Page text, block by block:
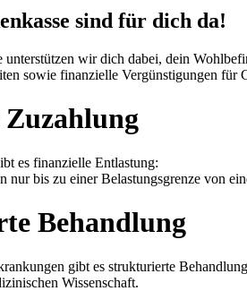
sind für dich da!
unterstützen wir dich dabei, dein
sowie finanzielle Vergünstigungen für
es finanzielle Entlastung:
nur bis zu einer Belastungsgrenze von
Behandlung
gibt es strukturierte
Wissenschaft.